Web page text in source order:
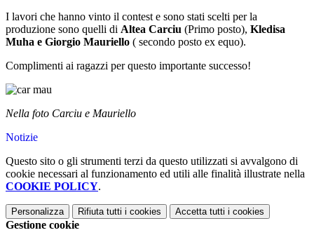
I lavori che hanno vinto il contest e sono stati scelti per la
produzione sono quelli di Altea Carciu (Primo posto), Kledisa
Muha e Giorgio Mauriello ( secondo posto ex equo).
Complimenti ai ragazzi per questo importante successo!
Nella foto Carciu e Mauriello
Notizie
Questo sito o gli strumenti terzi da questo utilizzati si avvalgono di
cookie necessari al funzionamento ed utili alle finalità illustrate nella
COOKIE POLICY.
Personalizza Rifiuta tutti i cookies Accetta tutti i cookies
Gestione cookie